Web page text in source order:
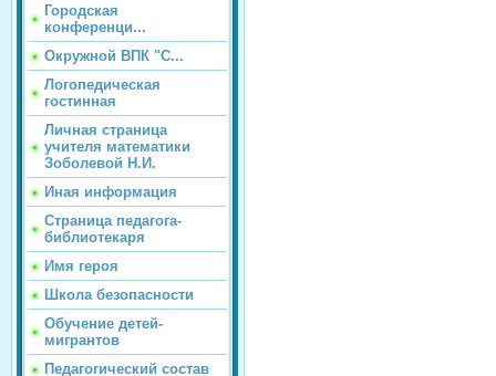
Городская
конференци...
Окружной ВПК "С...
Логопедическая
гостинная
Личная страница
учителя математики
Зоболевой Н.И.
Иная информация
Страница педагога-
библиотекаря
Имя героя
Школа безопасности
Обучение детей-
мигрантов
Педагогический состав